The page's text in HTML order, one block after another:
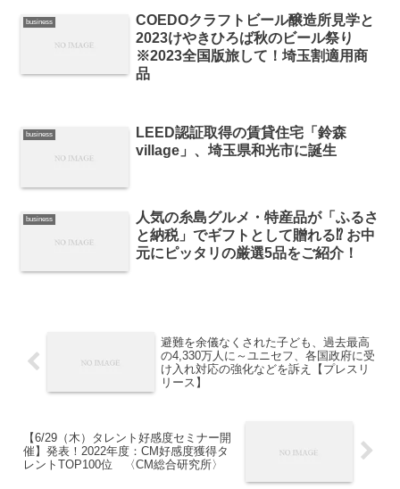
business
COEDOクラフトビール醸造所見学と
2023けやきひろば秋のビール祭り
※2023全国版旅して！埼玉割適用商
品
business
LEED認証取得の賃貸住宅「鈴森
village」、埼玉県和光市に誕生
business
人気の糸島グルメ・特産品が「ふるさ
と納税」でギフトとして贈れる⁉ お中
元にピッタリの厳選5品をご紹介！
避難を余儀なくされた子ども、過去最高
の4,330万人に～ユニセフ、各国政府に受
け入れ対応の強化などを訴え【プレスリ
リース】
【6/29（木）タレント好感度セミナー開
催】発表！2022年度：CM好感度獲得タ
レントTOP100位 〈CM総合研究所〉